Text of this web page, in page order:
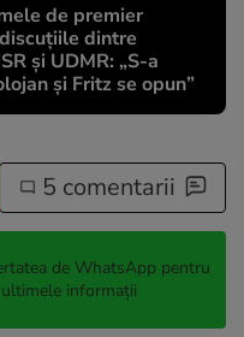
de premier
dintre
și UDMR: „S-a
și Fritz se opun”
5 comentarii
de WhatsApp pentru
informații